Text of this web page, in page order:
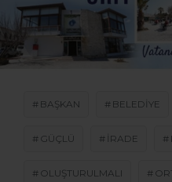
BAŞKAN BELEDIYE
GÜÇLÜ IRADE
OLUŞTURULMALI